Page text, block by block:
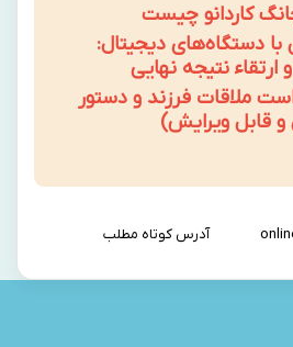
کاردانو چیست
با دستگاه‌های دیجیتال:
نتیجه نهایی
ملاقات فرزند و دستور
قابل ویرایش)
آدرس کوتاه مطلب